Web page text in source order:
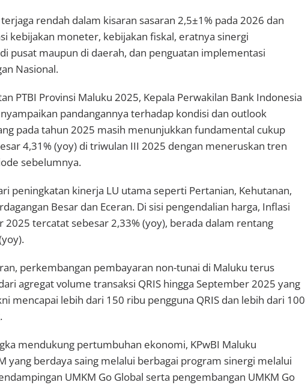
rendah dalam kisaran sasaran 2,5±1% pada 2026 dan
kebijakan moneter, kebijakan fiskal, eratnya sinergi
pusat maupun di daerah, dan penguatan implementasi
Nasional.
PTBI Provinsi Maluku 2025, Kepala Perwakilan Bank Indonesia
pandangannya terhadap kondisi dan outlook
pada tahun 2025 masih menunjukkan fundamental cukup
4,31% (yoy) di triwulan III 2025 dengan meneruskan tren
sebelumnya.
peningkatan kinerja LU utama seperti Pertanian, Kehutanan,
Besar dan Eceran. Di sisi pengendalian harga, Inflasi
2025 tercatat sebesar 2,33% (yoy), berada dalam rentang
perkembangan pembayaran non-tunai di Maluku terus
agregat volume transaksi QRIS hingga September 2025 yang
mencapai lebih dari 150 ribu pengguna QRIS dan lebih dari 100
mendukung pertumbuhan ekonomi, KPwBI Maluku
yang berdaya saing melalui berbagai program sinergi melalui
UMKM Go Global serta pengembangan UMKM Go